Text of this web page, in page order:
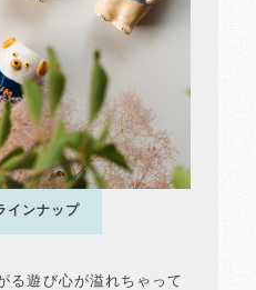
インナップ
る遊び心が溢れちゃって